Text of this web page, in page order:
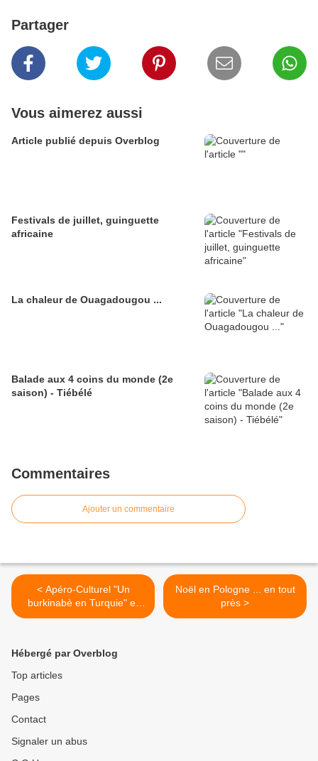
Partager
Vous aimerez aussi
Article publié depuis Overblog
Festivals de juillet, guinguette
africaine
La chaleur de Ouagadougou ...
Balade aux 4 coins du monde (2e
saison) - Tiébélé
Commentaires
Ajouter un commentaire
< Apéro-Culturel "Un
burkinabè en Turquie" et
autres nouvelles
Noël en Pologne ... en tout
près >
Hébergé par Overblog
Top articles
Pages
Contact
Signaler un abus